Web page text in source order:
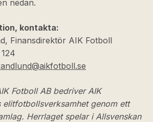
nedan.
kontakta:
Finansdirektör AIK Fotboll
Fotboll AB bedriver AIK
elitfotbollsverksamhet genom ett
Herrlaget spelar i Allsvenskan